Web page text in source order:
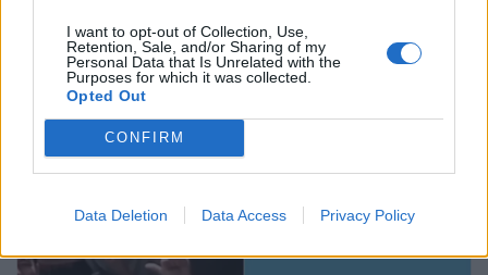
I want to opt-out of Collection, Use,
Retention, Sale, and/or Sharing of my
Personal Data that Is Unrelated with the
Purposes for which it was collected.
Opted Out
CONFIRM
Data Deletion Data Access Privacy Policy